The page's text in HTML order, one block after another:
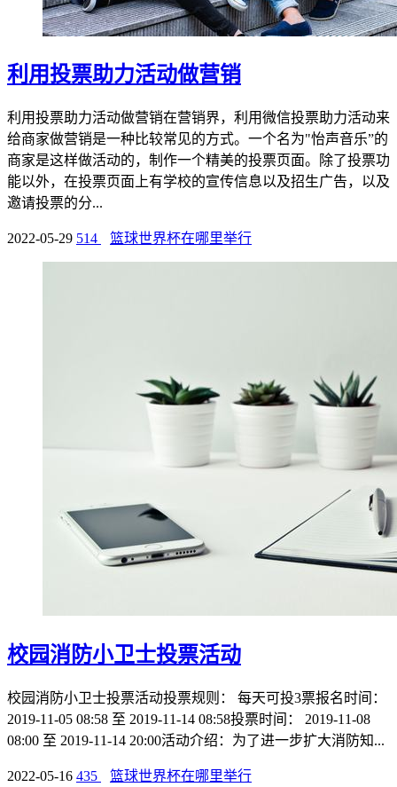
利用投票助力活动做营销
利用投票助力活动做营销在营销界，利用微信投票助力活动来
给商家做营销是一种比较常见的方式。一个名为"怡声音乐”的
商家是这样做活动的，制作一个精美的投票页面。除了投票功
能以外，在投票页面上有学校的宣传信息以及招生广告，以及
邀请投票的分...
2022-05-29 514 篮球世界杯在哪里举行
校园消防小卫士投票活动
校园消防小卫士投票活动投票规则： 每天可投3票报名时间：
2019-11-05 08:58 至 2019-11-14 08:58投票时间： 2019-11-08
08:00 至 2019-11-14 20:00活动介绍：为了进一步扩大消防知...
2022-05-16 435 篮球世界杯在哪里举行